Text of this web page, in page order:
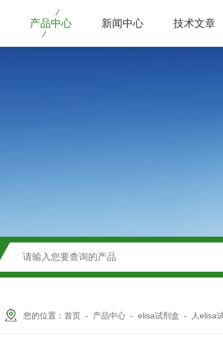
产品中心 新闻中心 技术文章
您的位置：首页 - 产品中心 -elisa试剂盒 - 人elisa